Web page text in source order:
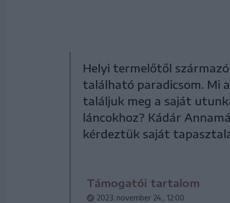
Helyi termelőtől
található paradicsom. Mi
találjuk meg a saját
láncokhoz? Kádár
kérdeztük saját
Támogatói tartalom
2023. november 24., 12:00